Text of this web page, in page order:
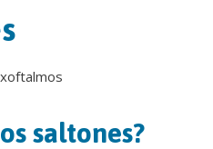
saltones?